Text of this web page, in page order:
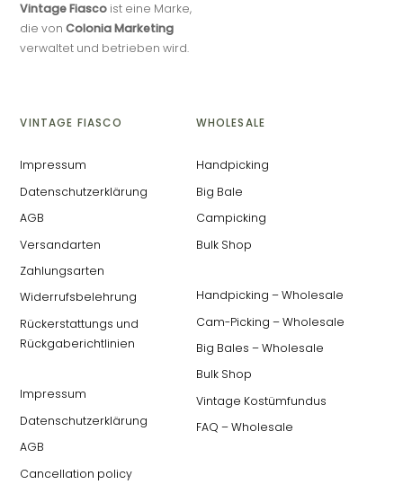
Vintage Fiasco ist eine Marke,
die vonColonia Marketing
verwaltet und betrieben wird.
VINTAGE FIASCO
Impressum
Datenschutzerklärung
AGB
Versandarten
Zahlungsarten
Widerrufsbelehrung
Rückerstattungs und
Rückgaberichtlinien
Impressum
Datenschutzerklärung
AGB
Cancellation policy
WHOLESALE
Handpicking
Big Bale
Campicking
Bulk Shop
Handpicking – Wholesale
Cam-Picking – Wholesale
Big Bales – Wholesale
Bulk Shop
Vintage Kostümfundus
FAQ – Wholesale